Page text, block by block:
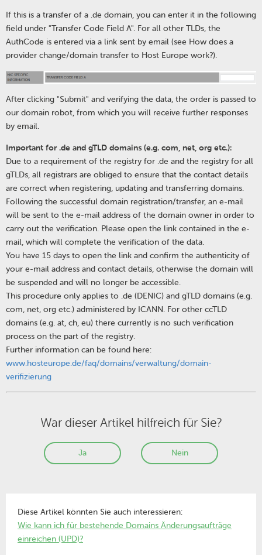
If this is a transfer of a .de domain, you can enter it in the following
field under "Transfer Code Field A". For all other TLDs, the
AuthCode is entered via a link sent by email (see How does a
provider change/domain transfer to Host Europe work?).
After clicking "Submit" and verifying the data, the order is passed to
our domain robot, from which you will receive further responses
by email.
Important for .de and gTLD domains (e.g. com, net, org etc.):
Due to a requirement of the registry for .de and the registry for all
gTLDs, all registrars are obliged to ensure that the contact details
are correct when registering, updating and transferring domains.
Following the successful domain registration/transfer, an e-mail
will be sent to the e-mail address of the domain owner in order to
carry out the verification. Please open the link contained in the e-
mail, which will complete the verification of the data.
You have 15 days to open the link and confirm the authenticity of
your e-mail address and contact details, otherwise the domain will
be suspended and will no longer be accessible.
This procedure only applies to .de (DENIC) and gTLD domains (e.g.
com, net, org etc.) administered by ICANN. For other ccTLD
domains (e.g. at, ch, eu) there currently is no such verification
process on the part of the registry.
Further information can be found here:
www.hosteurope.de/faq/domains/verwaltung/domain-
verifizierung
War dieser Artikel hilfreich für Sie?
Ja Nein
Diese Artikel könnten Sie auch interessieren:
Wie kann ich für bestehende Domains Änderungsaufträge
einreichen (UPD)?